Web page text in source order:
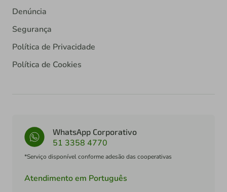
Denúncia
Segurança
Política de Privacidade
Política de Cookies
WhatsApp Corporativo
51 3358 4770
*Serviço disponível conforme adesão das cooperativas
Atendimento em Português